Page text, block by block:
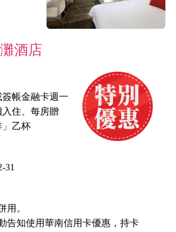
酒店
帳金融卡週一
住、每房贈
」乙杯
31
用。
告知使用華南信用卡優惠，持卡